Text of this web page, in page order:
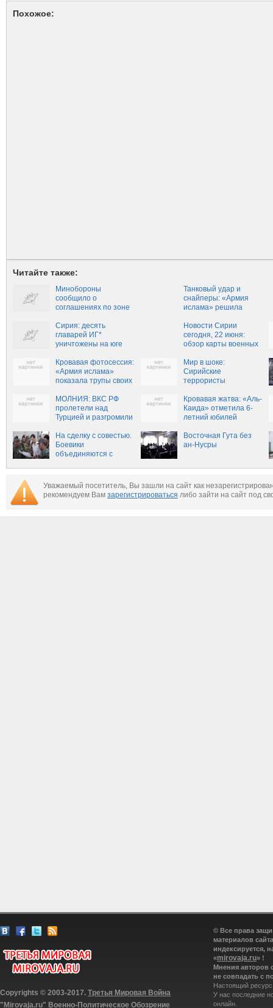
Похожое:
Читайте также:
Минобороны
сообщило о
соглашениях по зоне
Восточной Гуте
Танковый удар и
снайперы: «Армия
ислама» решила
«Аль-Каиды» под
Дамаском (ФОТО)
Сирия: десять
главарей ИГ*
уничтожены на юге
Новости Сирии
сегодня, 22 июня:
обзор карты военных
Сирии сейчас, сводки
из Сирии о боевых
действий
Кровавая фотосессия:
«Армия ислама»
показала трупы своих
перед спонсорами
(ФОТО 18+)
Мир в шоке:
Сирийские
террористы
поздравили Эрдогана
с победой (ФОТО)
МОЛНИЯ: ВКС РФ
пролетели над
Турцией и разгромили
Идлибе — очевидцы
(+ВИДЕО, ФОТО)
Кровавая жатва: «Аль-
Каида» отметила 6-
летний юбилей
революции» смертями
сотен боевиков
На сделку с совестью.
Боевики
объединяются с
Восточная Гута без
ан-Нусры
Уважаемый посетитель, Вы зашли на сайт как
рекомендуем Вам зарегистрироваться либо зайти на сайт под
Copyrights © 2003-2017. Третья Мировая Война
"Mirovaja.ru" Военно-Политическое Обозрение
© Все права
материалов
индексируется,
«mirovaja.ru» !
Мнения авторов
не совпадать с
Настоящий
У нас последние
онлайн.